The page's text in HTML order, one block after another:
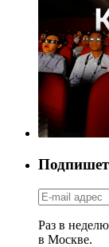
Раз в
в Москве.